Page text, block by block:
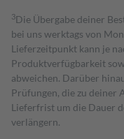
3Die Übergabe deiner
bei uns werktags von
Lieferzeitpunkt kann je
Produktverfügbarkeit
abweichen. Darüber
Prüfungen, die zu deiner
Lieferfrist um die Dauer
verlängern.